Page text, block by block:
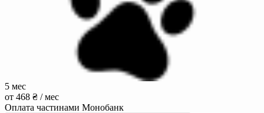
5 мес
от 468 ₴ / мес
Оплата частинами Монобанк